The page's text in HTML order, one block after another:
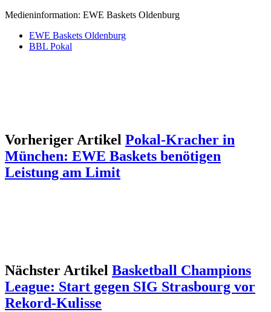
Medieninformation: EWE Baskets Oldenburg
EWE Baskets Oldenburg
BBL Pokal
Vorheriger Artikel Pokal-Kracher in
München: EWE Baskets benötigen
Leistung am Limit
Nächster Artikel Basketball Champions
League: Start gegen SIG Strasbourg vor
Rekord-Kulisse